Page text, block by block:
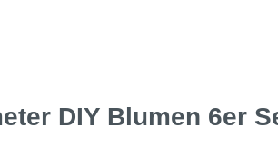
DIY Blumen 6er